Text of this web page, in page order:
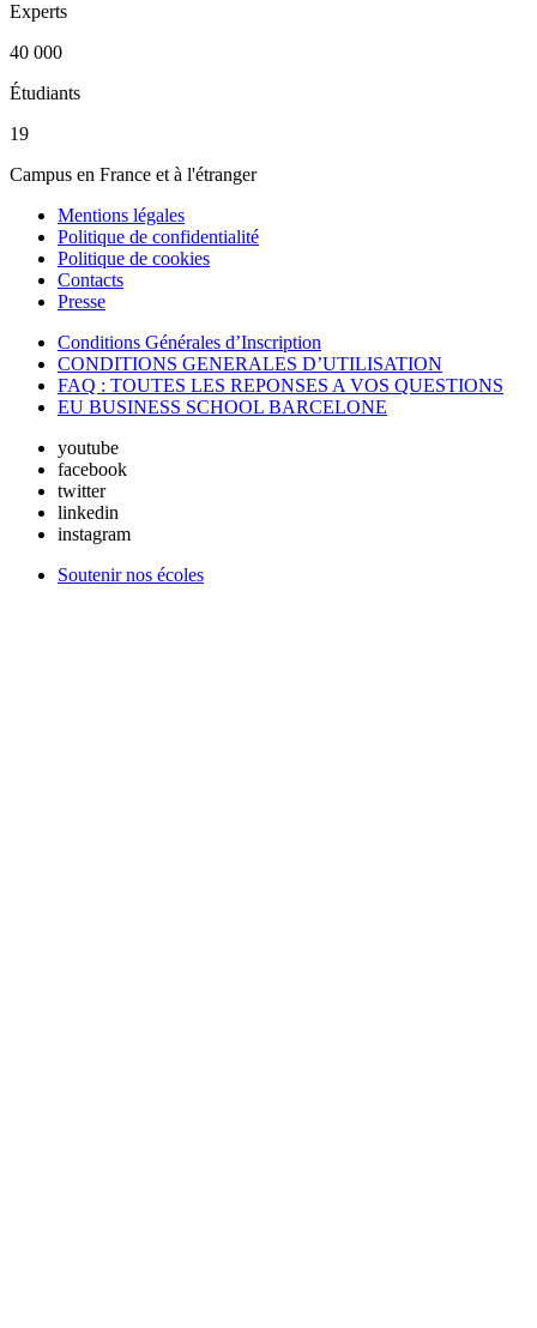
Experts
40 000
Étudiants
19
Campus en France et à l'étranger
Mentions légales
Politique de confidentialité
Politique de cookies
Contacts
Presse
Conditions Générales d’Inscription
CONDITIONS GENERALES D’UTILISATION
FAQ : TOUTES LES REPONSES A VOS QUESTIONS
EU BUSINESS SCHOOL BARCELONE
youtube
facebook
twitter
linkedin
instagram
Soutenir nos écoles